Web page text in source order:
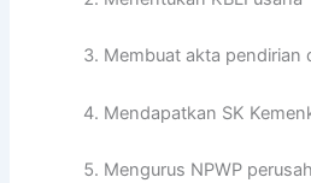
Membuat akta pendirian
Mendapatkan SK
Mengurus NPWP